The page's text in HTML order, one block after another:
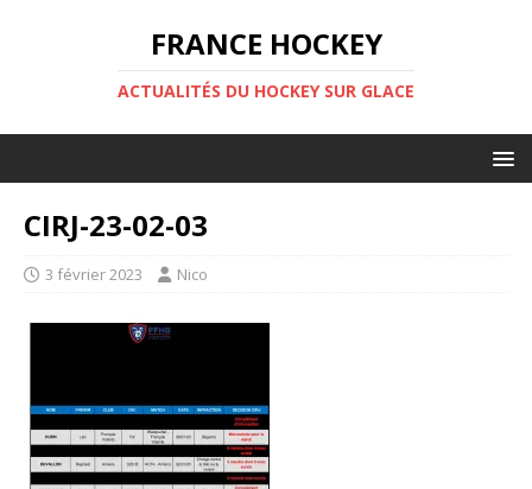
FRANCE HOCKEY
ACTUALITÉS DU HOCKEY SUR GLACE
CIRJ-23-02-03
3 février 2023 Nico